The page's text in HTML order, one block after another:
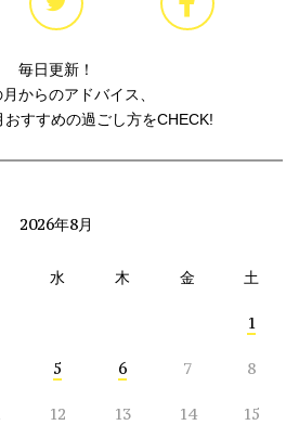
毎日更新！
からのアドバイス、
おすすめの過ごし方をCHECK!
2026年8月
水 木 金 土
1
5 6 7 8
12 13 14 15